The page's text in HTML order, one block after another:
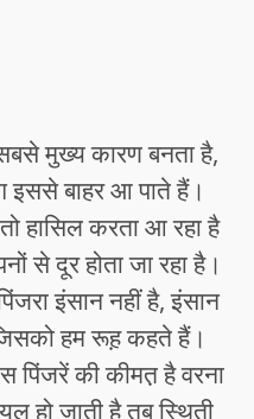
मुख्य कारण बनता है,
इससे बाहर आ पाते हैं।
हासिल करता आ रहा है
से दूर होता जा रहा है।
इंसान नहीं है, इंसान
हम रूह़ कहते हैं।
पिंजरें की कीमत़ है वरना
हो जाती है तब़ स्थिती